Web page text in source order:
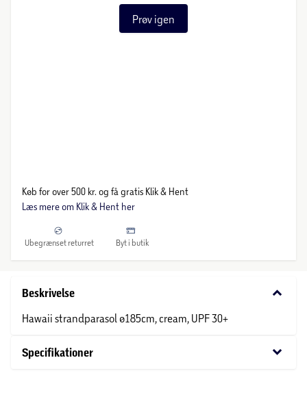
Prøv igen
Køb for over 500 kr. og få gratis Klik & Hent
Læs mere om Klik & Hent her
Ubegrænset returret Byt i butik
Beskrivelse keyboard_arrow_down
Hawaii strandparasol ø185cm, cream, UPF 30+
Specifikationer keyboard_arrow_down